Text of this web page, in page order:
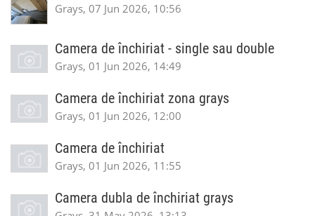
Grays, 07 Jun 2026, 10:56
Camera de închiriat - single sau double
Grays, 01 Jun 2026, 14:49
Camera de închiriat zona grays
Grays, 01 Jun 2026, 12:00
Camera de închiriat
Grays, 01 Jun 2026, 11:55
Camera dubla de închiriat grays